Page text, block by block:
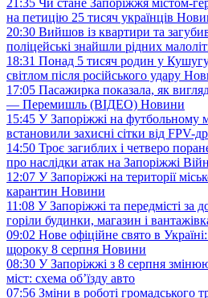
на петицію 25 тисяч українців
20:30 Вийшов із квартири та
поліцейські знайшли рідних
18:31 Понад 5 тисяч родин у
світлом після російського удару
17:05 Пасажирка показала, як
— Перемишль (ВІДЕО) Новини
15:45 У Запоріжжі на футбольному
встановили захисні сітки від
14:50 Троє загиблих і четверо
про наслідки атак на Запоріжжі
12:07 У Запоріжжі на території
карантин Новини
11:08 У Запоріжжі та передмісті за
горіли будинки, магазин і
09:02 Нове офіційне свято в
щороку 8 серпня Новини
08:30 У Запоріжжі з 8 серпня
міст: схема об’їзду авто
07:56 Зміни в роботі громадського